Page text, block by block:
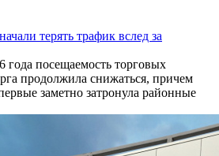
терять трафик вслед за
года посещаемость торговых
продолжила снижаться, причем
заметно затронула районные